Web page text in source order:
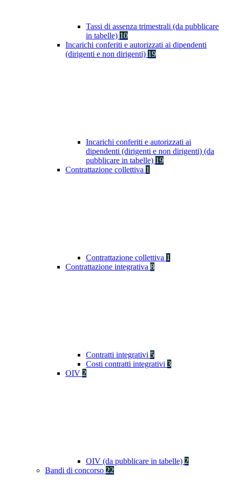
Tassi di assenza trimestrali (da pubblicare
in tabelle) 10
Incarichi conferiti e autorizzati ai dipendenti
(dirigenti e non dirigenti) 19
Incarichi conferiti e autorizzati ai
dipendenti (dirigenti e non dirigenti) (da
pubblicare in tabelle) 19
Contrattazione collettiva 1
Contrattazione collettiva 1
Contrattazione integrativa 8
Contratti integrativi 5
Costi contratti integrativi 3
OIV 2
OIV (da pubblicare in tabelle) 2
Bandi di concorso 22